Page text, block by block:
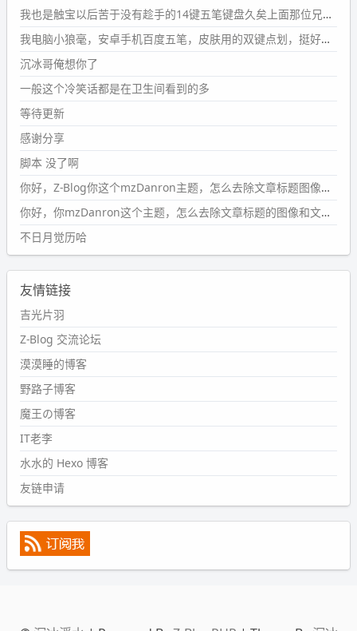
#PubWord要不我每年汇总整理一次？？碎雨集_沉冰浮水_
第1页https://www.wdssmq.com/tag/%E7%A2%8E%E9%9
B%A8%E9%9B%86/
wdssmq
2024-09-23 20:58:40
#PubWord
条嘟？？？？
wdssmq
2024-09-15 10:32:07
#PubWordVSCode 内 git 操作卡住的时候没办法主动取消
一直是个痛点，一般都是推送或拉取，今天连提交都卡
了。。
wdssmq
2024-09-11 08:45:43
#PubWord
然后天凉了，为了应对踢被子买了睡袋，不知道 1.2 米会不
会略窄。。
wdssmq
2024-09-09 19:43:00
#PubWord
表，21 年 11 月底发现 B 站上线了这部，直到前几天才看
完，还是分两次看的。。接下来有五项是 2019 年的，都是
电影 —— 略长的待办列表。。
我也是触宝以后苦于没有趁手的14键五笔键盘久矣上面那位兄台用的百度双键点划布局我也用过很久，那个皮肤做得很粗糙，个别键位的触发区域是错位的，快速打字时很容易出错，修改它的皮肤文件校正后勉强能用，但早年出的皮肤分辨率太低，实在谈不上美观。百度小米定制版的商店里有一个"小黑板"皮肤还不错(百度官方输入法商店里没有)，但那个风格我不喜欢这两天找到了一个叫"森林集"的公众号，开发了海量的皮肤，很多都有14键版本，付费但很便宜，几块钱，终于有自己满意的输入法了搜了一下，这个工作室还是百度的官方合作伙伴，不知道为什么14键作品都不在官方商店上架，难道是百度官方在刻意放弃14键？
我电脑小狼毫，安卓手机百度五笔，皮肤用的双键点划，挺好的。
沉冰哥俺想你了
一般这个冷笑话都是在卫生间看到的多
等待更新
感谢分享
脚本 没了啊
你好，Z-Blog你这个mzDanron主题，怎么去除文章标题图像和文章摘要，仅显示标题，感谢回复！
你好，你mzDanron这个主题，怎么去除文章标题的图像和文章摘要！仅显示标题，感谢回复解决！
不日月觉历哈
友情链接
吉光片羽
Z-Blog 交流论坛
漠漠睡的博客
野路子博客
魔王の博客
IT老李
水水的 Hexo 博客
友链申请